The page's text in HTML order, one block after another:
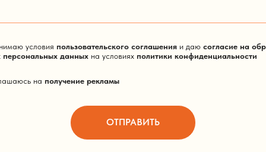
ул. Кирова д. 17
ул. Новосёлов, д.103к2
ул. Университетская Набережная, д. 105
условия пользовательского соглашения и даю согласие на
персональных данных на условиях политики конфиденциальности
на получение рекламы
ОТПРАВИТЬ